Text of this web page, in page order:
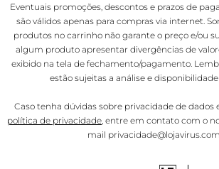
Eventuais promoções, descontos e prazos de
são válidos apenas para compras via internet.
produtos no carrinho não garante o preço e/ou
algum produto apresentar divergências de
exibido na tela de fechamento/pagamento.
estão sujeitas a análise e
Caso tenha dúvidas sobre privacidade de dados
política de privacidade , entre em contato com o
mail